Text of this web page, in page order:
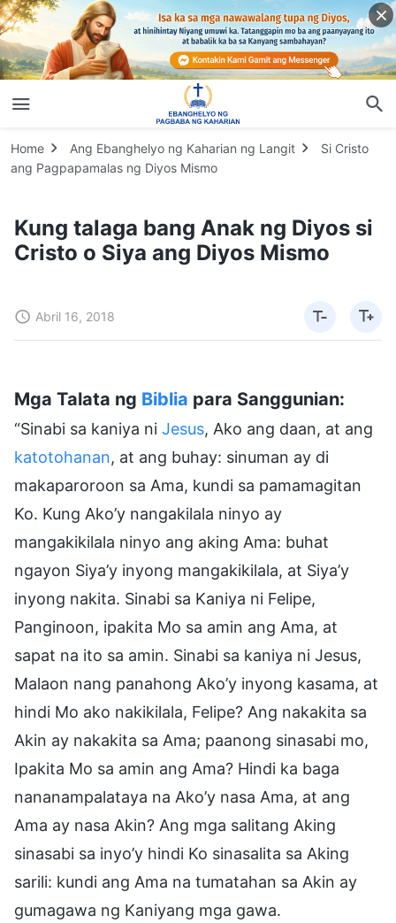
Home Ang Ebanghelyo ng Kaharian ng Langit
Si Cristo
ang Pagpapamalas ng Diyos Mismo
Kung talaga bang Anak ng Diyos si
Cristo o Siya ang Diyos Mismo
Abril 16, 2018
Mga Talata ng Biblia para Sanggunian:
“Sinabi sa kaniya ni Jesus, Ako ang daan, at ang
katotohanan, at ang buhay: sinuman ay di
makaparoroon sa Ama, kundi sa pamamagitan
Ko. Kung Ako’y nangakilala ninyo ay
mangakikilala ninyo ang aking Ama: buhat
ngayon Siya’y inyong mangakikilala, at Siya’y
inyong nakita. Sinabi sa Kaniya ni Felipe,
Panginoon, ipakita Mo sa amin ang Ama, at
sapat na ito sa amin. Sinabi sa kaniya ni Jesus,
Malaon nang panahong Ako’y inyong kasama, at
hindi Mo ako nakikilala, Felipe? Ang nakakita sa
Akin ay nakakita sa Ama; paanong sinasabi mo,
Ipakita Mo sa amin ang Ama? Hindi ka baga
nananampalataya na Ako’y nasa Ama, at ang
Ama ay nasa Akin? Ang mga salitang Aking
sinasabi sa inyo’y hindi Ko sinasalita sa Aking
sarili: kundi ang Ama na tumatahan sa Akin ay
gumagawa ng Kaniyang mga gawa.